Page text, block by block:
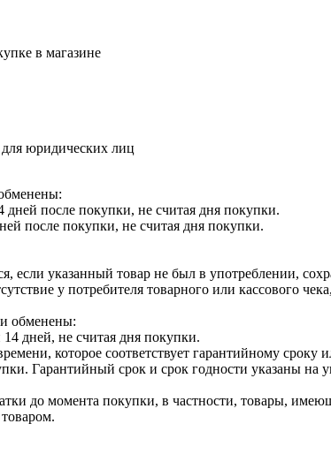
в магазине
юридических лиц
дней после покупки, не считая дня покупки.
после покупки, не считая дня покупки.
если указанный товар не был в употреблении,
у потребителя товарного или кассового
обменены:
дней, не считая дня покупки.
которое соответствует гарантийному сроку
Гарантийный срок и срок годности указаны
до момента покупки, в частности, товары,